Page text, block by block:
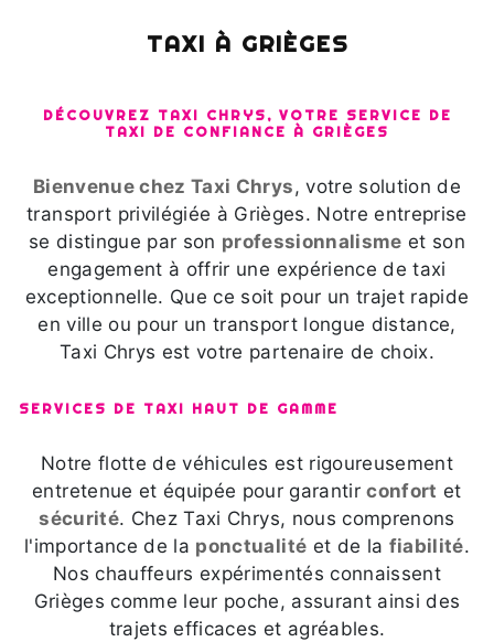
TAXI À GRIÈGES
DÉCOUVREZ TAXI CHRYS, VOTRE SERVICE DE
TAXI DE CONFIANCE À GRIÈGES
Bienvenue chez Taxi Chrys, votre solution de
transport privilégiée à Grièges. Notre entreprise
se distingue par son professionnalisme et son
engagement à offrir une expérience de taxi
exceptionnelle. Que ce soit pour un trajet rapide
en ville ou pour un transport longue distance,
Taxi Chrys est votre partenaire de choix.
SERVICES DE TAXI HAUT DE GAMME
Notre flotte de véhicules est rigoureusement
entretenue et équipée pour garantirconfort et
sécurité. Chez Taxi Chrys, nous comprenons
l'importance de la ponctualité et de la fiabilité.
Nos chauffeurs expérimentés connaissent
Grièges comme leur poche, assurant ainsi des
trajets efficaces et agréables.